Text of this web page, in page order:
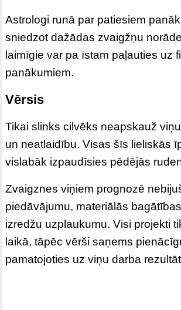
Astrologi runā par patiesiem
sniedzot dažādas zvaigžņu
laimīgie var pa īstam paļauties uz
panākumiem.
Vērsis
Tikai slinks cilvēks neapskauž
un neatlaidību. Visas šīs lieliskās
vislabāk izpaudīsies pēdējās
Zvaigznes viņiem prognozē
piedāvājumu, materiālās
izredžu uzplaukumu. Visi projekti
laikā, tāpēc vērši saņems
pamatojoties uz viņu darba